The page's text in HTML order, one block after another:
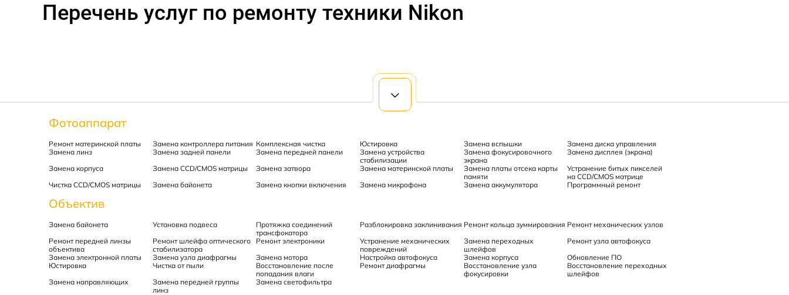
Перечень услуг по ремонту техники Nikon
Фотоаппарат
Ремонт материнской платы Замена контроллера питания Комплексная чистка Юстировка Замена вспышки
Замена диска управления
Замена линз
Замена задней панели Замена передней панели
Замена устройства
стабилизации
Замена фокусировочного
экрана
Замена дисплея (экрана)
Замена корпуса
Замена CCD/CMOS матрицы Замена затвора Замена материнской платы
Замена платы отсека карты
памяти
Устранение битых пикселей
на CCD/CMOS матрице
Чистка CCD/CMOS матрицы
Замена байонета Замена кнопки включения Замена микрофона Замена аккумулятора Программный ремонт
Объектив
Замена байонета Установка подвеса
Протяжка соединений
трансфокатора
Разблокировка заклинивания Ремонт кольца зуммирования Ремонт механических узлов
Ремонт передней линзы
объектива
Ремонт шлейфа оптического
стабилизатора
Ремонт электроники
Устранение механических
повреждений
Замена переходных
шлейфов
Ремонт узла автофокуса
Замена электронной платы
Замена узла диафрагмы Замена мотора Настройка автофокуса Замена корпуса
Обновление ПО
Юстировка
Чистка от пыли
Восстановление после
попадания влаги
Ремонт диафрагмы
Восстановление узла
фокусировки
Восстановление переходных
шлейфов
Замена направляющих
Замена передней группы
линз
Замена светофильтра